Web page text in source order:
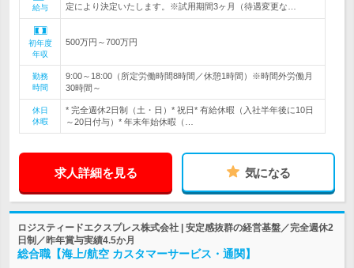
給与
定により決定いたします。※試用期間3ヶ月（待遇変更な…
初年度
年収
500万円～700万円
勤務
時間
9:00～18:00（所定労働時間8時間／休憩1時間）※時間外労働月
30時間～
休日
休暇
* 完全週休2日制（土・日）* 祝日* 有給休暇（入社半年後に10日
～20日付与）* 年末年始休暇（…
求人詳細を見る 気になる
ロジスティードエクスプレス株式会社 | 安定感抜群の経営基盤／完全週休2
日制／昨年賞与実績4.5か月
総合職【海上/航空 カスタマーサービス・通関】